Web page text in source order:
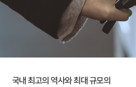
국내 최고의 역사와 최대 규모의